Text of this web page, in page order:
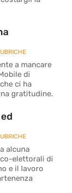
a mancare
di
ci ha
gratitudine.
alcuna
elettorali di
e il lavoro